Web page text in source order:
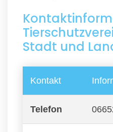
Stadt und
Kontakt
Telefon